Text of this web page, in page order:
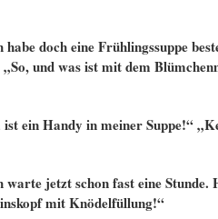
doch eine Frühlingssuppe
und was ist mit dem
ein Handy in meiner Suppe!“
jetzt schon fast eine Stunde.
mit Knödelfüllung!“